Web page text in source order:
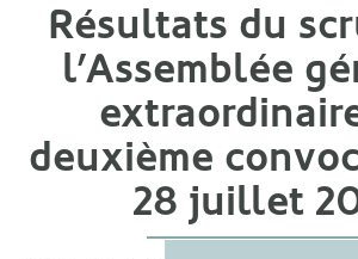
Résultats du
l’Assemblée
deuxième
28 juillet